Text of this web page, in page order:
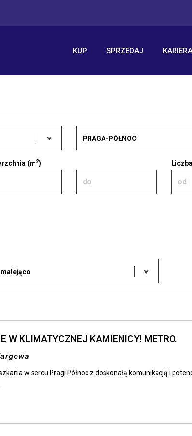
KUP SPRZEDAJ KARIERA
PRAGA-PÓŁNOC
(m2)
malejąco
W KLIMATYCZNEJ KAMIENICY! METRO.
w sercu Pragi Północ z doskonałą komunikacją i